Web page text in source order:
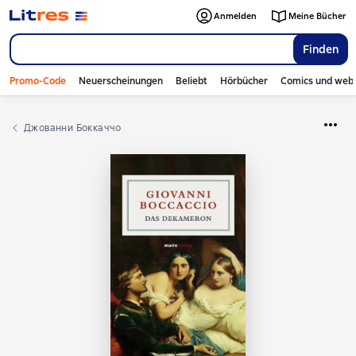
Finden
Anmelden Meine Bücher
Promo-Code Neuerscheinungen Beliebt Hörbücher Comics und
Джованни Боккаччо